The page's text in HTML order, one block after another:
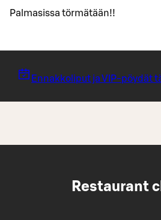
Palmasissa törmätään!!
Ennakkoliput ja VIP-pöydät
Restaurant